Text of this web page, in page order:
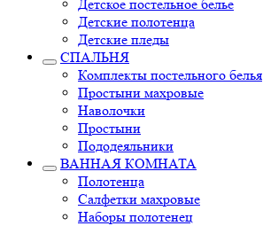
Детское постельное белье
Детские полотенца
Детские пледы
СПАЛЬНЯ
Комплекты постельного белья
Простыни махровые
Наволочки
Простыни
Пододеяльники
ВАННАЯ КОМНАТА
Полотенца
Салфетки махровые
Наборы полотенец